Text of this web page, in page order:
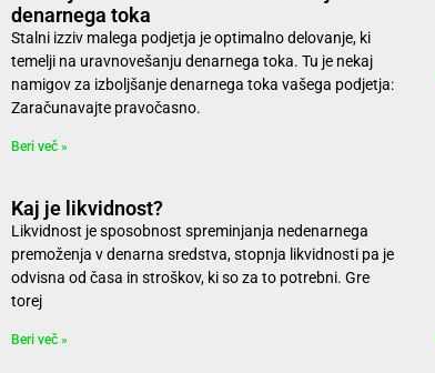
denarnega toka
Stalni izziv malega podjetja je optimalno delovanje, ki
temelji na uravnovešanju denarnega toka. Tu je nekaj
namigov za izboljšanje denarnega toka vašega podjetja:
Zaračunavajte pravočasno.
Beri več »
Kaj je likvidnost?
Likvidnost je sposobnost spreminjanja nedenarnega
premoženja v denarna sredstva, stopnja likvidnosti pa je
odvisna od časa in stroškov, ki so za to potrebni. Gre
torej
Beri več »